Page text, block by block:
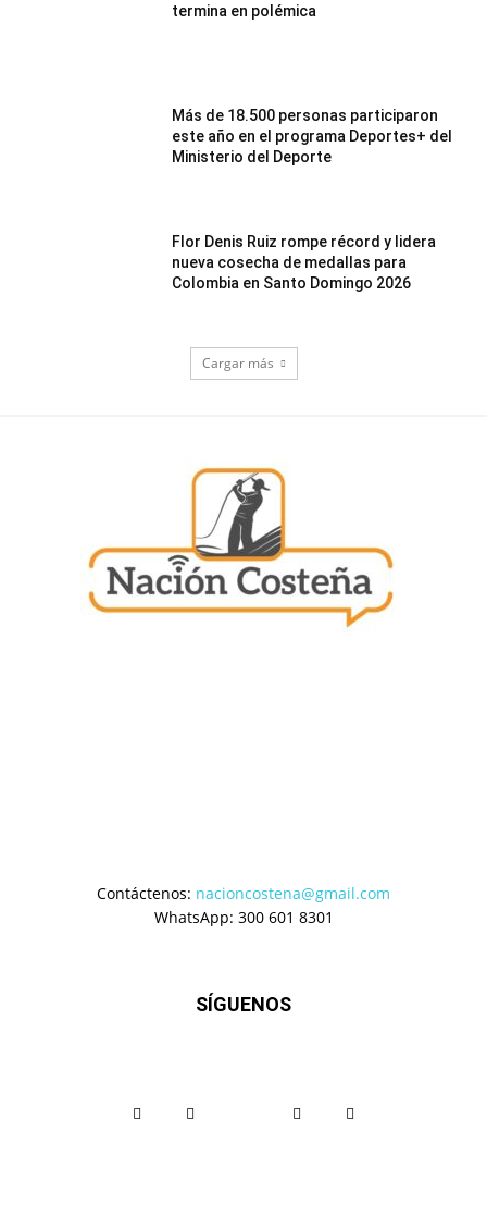
termina en polémica
Más de 18.500 personas participaron
este año en el programa Deportes+ del
Ministerio del Deporte
Flor Denis Ruiz rompe récord y lidera
nueva cosecha de medallas para
Colombia en Santo Domingo 2026
Cargar más
Contáctenos: nacioncostena@gmail.com
WhatsApp: 300 601 8301
SÍGUENOS